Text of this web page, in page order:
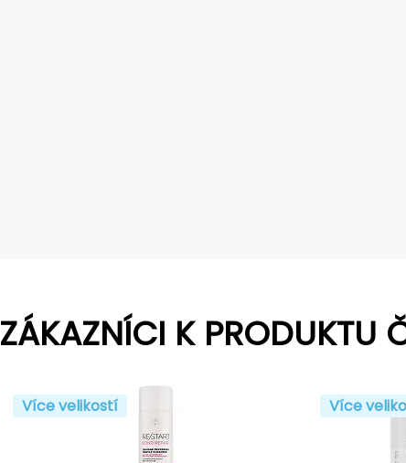
ZÁKAZNÍCI K PRODUKTU
Více velikostí Více